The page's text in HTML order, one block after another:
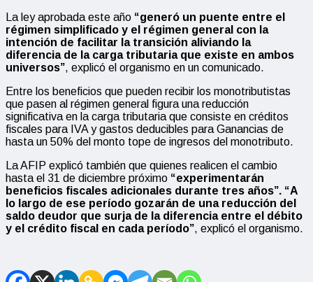
La ley aprobada este año “generó un puente entre el
régimen simplificado y el régimen general con la
intención de facilitar la transición aliviando la
diferencia de la carga tributaria que existe en ambos
universos”, explicó el organismo en un comunicado.
Entre los beneficios que pueden recibir los monotributistas
que pasen al régimen general figura una reducción
significativa en la carga tributaria que consiste en créditos
fiscales para IVA y gastos deducibles para Ganancias de
hasta un 50% del monto tope de ingresos del monotributo.
La AFIP explicó también que quienes realicen el cambio
hasta el 31 de diciembre próximo “experimentarán
beneficios fiscales adicionales durante tres años”. “A
lo largo de ese período gozarán de una reducción del
saldo deudor que surja de la diferencia entre el débito
y el crédito fiscal en cada período”, explicó el organismo.